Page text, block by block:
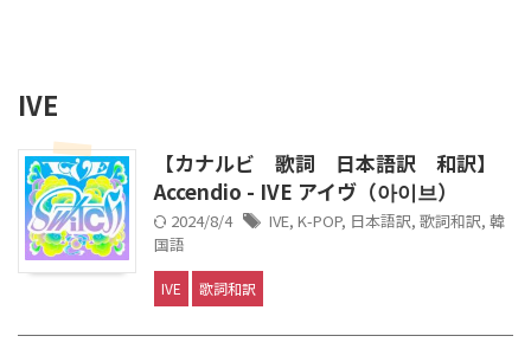
IVE
【カナルビ 歌詞 日本語訳 和訳】
Accendio - IVE アイヴ（아이브）
2024/8/4 IVE, K-POP, 日本語訳, 歌詞和訳, 韓
国語
IVE 歌詞和訳